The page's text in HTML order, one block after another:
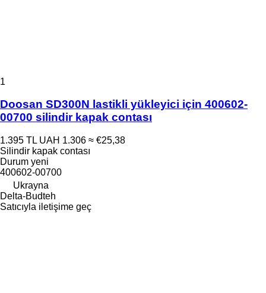
1
Doosan SD300N lastikli yükleyici için 400602-
00700 silindir kapak contası
1.395 TL UAH 1.306 ≈ €25,38
Silindir kapak contası
Durum yeni
400602-00700
Ukrayna
Delta-Budteh
Satıcıyla iletişime geç